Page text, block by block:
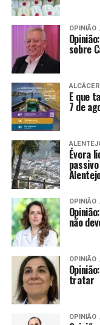
OPINIÃO
sobre
E que
7 de
Évora
OPINIÃO
não
OPINIÃO
tratar
OPINIÃO